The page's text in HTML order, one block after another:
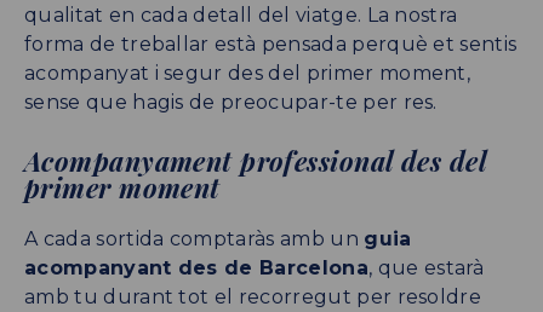
qualitat en cada detall del viatge. La nostra
forma de treballar està pensada perquè et sentis
acompanyat i segur des del primer moment,
sense que hagis de preocupar-te per res.
Acompanyament professional des del
primer moment
A cada sortida comptaràs amb un guia
acompanyant des de Barcelona, que estarà
amb tu durant tot el recorregut per resoldre